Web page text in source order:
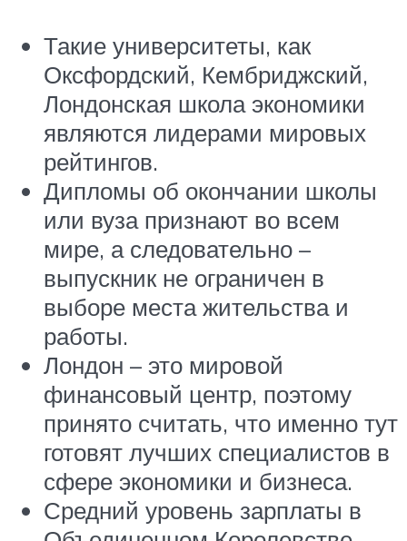
Такие университеты, как
Оксфордский, Кембриджский,
Лондонская школа экономики
являются лидерами мировых
рейтингов.
Дипломы об окончании школы
или вуза признают во всем
мире, а следовательно –
выпускник не ограничен в
выборе места жительства и
работы.
Лондон – это мировой
финансовый центр, поэтому
принято считать, что именно тут
готовят лучших специалистов в
сфере экономики и бизнеса.
Средний уровень зарплаты в